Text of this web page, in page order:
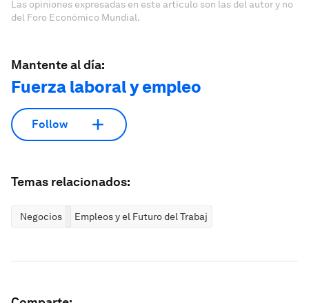
Las opiniones expresadas en este artículo son las del autor y no
del Foro Económico Mundial.
Mantente al día:
Fuerza laboral y empleo
Follow
Temas relacionados:
Negocios Empleos y el Futuro del Trabajo